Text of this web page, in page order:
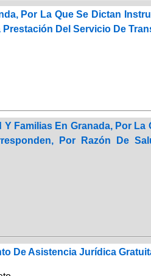
Por La Que Se Dictan
Del Servicio De
Familias En Granada, Por
Por Razón De
De Asistencia Jurídica